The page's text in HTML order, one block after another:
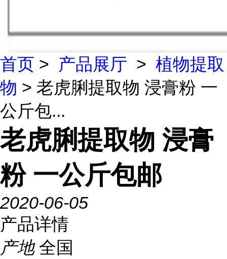
首页 > 产品展厅 > 植物提取
物 > 老虎脷提取物 浸膏粉 一
公斤包...
老虎脷提取物 浸膏
粉 一公斤包邮
2020-06-05
产品详情
产地 全国